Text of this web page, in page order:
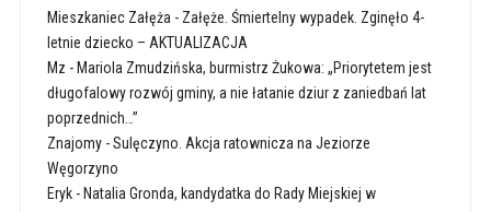
Mieszkaniec Załęża - Załęże. Śmiertelny wypadek. Zginęło 4-
letnie dziecko – AKTUALIZACJA
Mz - Mariola Zmudzińska, burmistrz Żukowa: „Priorytetem jest
długofalowy rozwój gminy, a nie łatanie dziur z zaniedbań lat
poprzednich…”
Znajomy-Sulęczyno. Akcja ratownicza na Jeziorze
Węgorzyno
Eryk- Natalia Gronda, kandydatka do Rady Miejskiej w